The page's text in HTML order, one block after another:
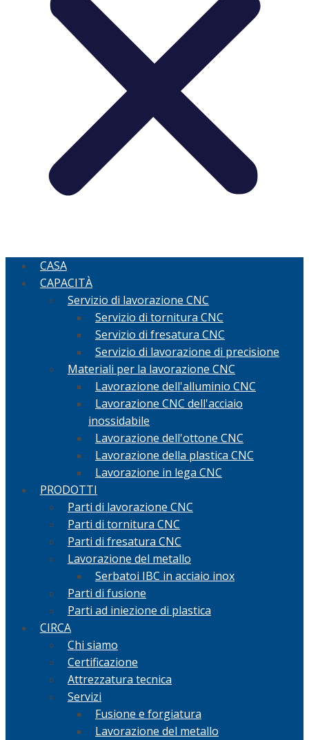
CASA
CAPACITÀ
Servizio di lavorazione CNC
Servizio di tornitura CNC
Servizio di fresatura CNC
Servizio di lavorazione di precisione
Materiali per la lavorazione CNC
Lavorazione dell'alluminio CNC
Lavorazione CNC dell'acciaio
inossidabile
Lavorazione dell'ottone CNC
Lavorazione della plastica CNC
Lavorazione in lega CNC
PRODOTTI
Parti di lavorazione CNC
Parti di tornitura CNC
Parti di fresatura CNC
Lavorazione del metallo
Serbatoi IBC in acciaio inox
Parti di fusione
Parti ad iniezione di plastica
CIRCA
Chi siamo
Certificazione
Attrezzatura tecnica
Servizi
Fusione e forgiatura
Lavorazione del metallo